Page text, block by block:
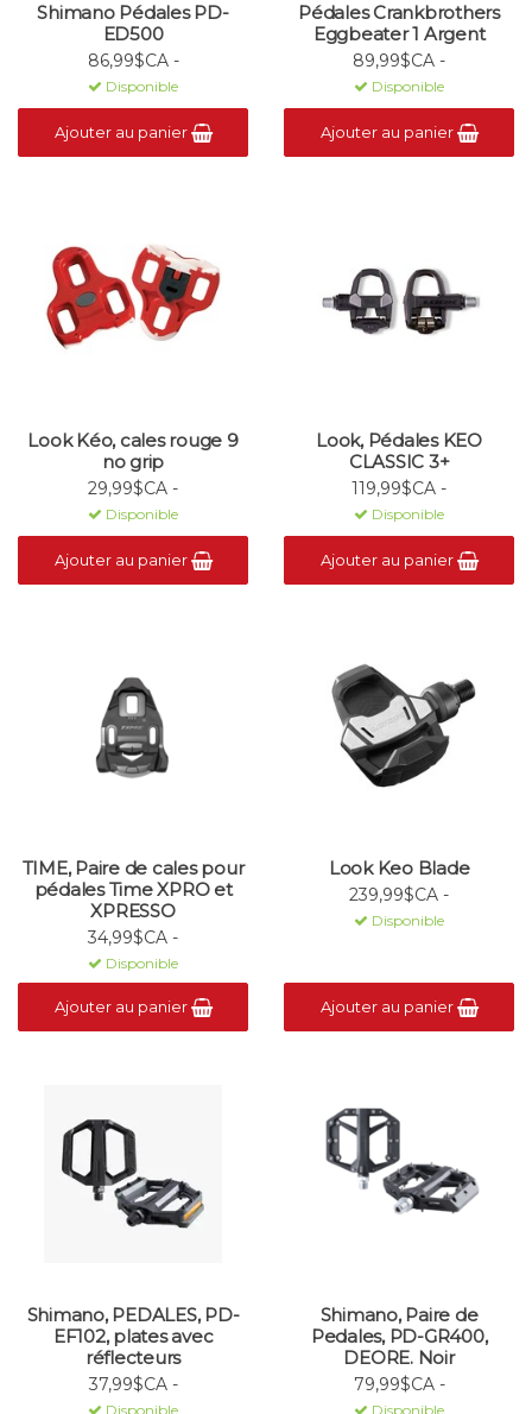
Shimano Pédales PD-
ED500
86,99$CA -
Disponible
Ajouter au panier
Pédales Crankbrothers
Eggbeater 1 Argent
89,99$CA -
Disponible
Ajouter au panier
Look Kéo, cales rouge 9
no grip
29,99$CA -
Disponible
Ajouter au panier
Look, Pédales KEO
CLASSIC 3+
119,99$CA -
Disponible
Ajouter au panier
TIME, Paire de cales pour
pédales Time XPRO et
XPRESSO
34,99$CA -
Disponible
Ajouter au panier
Look Keo Blade
239,99$CA -
Disponible
Ajouter au panier
Shimano, PEDALES, PD-
EF102, plates avec
réflecteurs
37,99$CA -
Disponible
Shimano, Paire de
Pedales, PD-GR400,
DEORE. Noir
79,99$CA -
Disponible